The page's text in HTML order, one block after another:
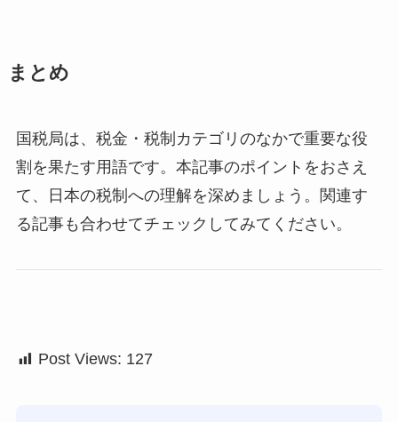
まとめ
国税局は、税金・税制カテゴリのなかで重要な役
割を果たす用語です。本記事のポイントをおさえ
て、日本の税制への理解を深めましょう。関連す
る記事も合わせてチェックしてみてください。
Post Views: 127